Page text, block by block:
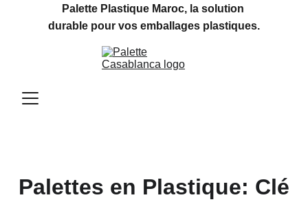
Palette Plastique Maroc, la solution
durable pour vos emballages plastiques.
Palettes en Plastique: Clé